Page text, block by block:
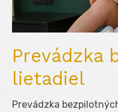
Prevádzka
lietadiel
Prevádzka